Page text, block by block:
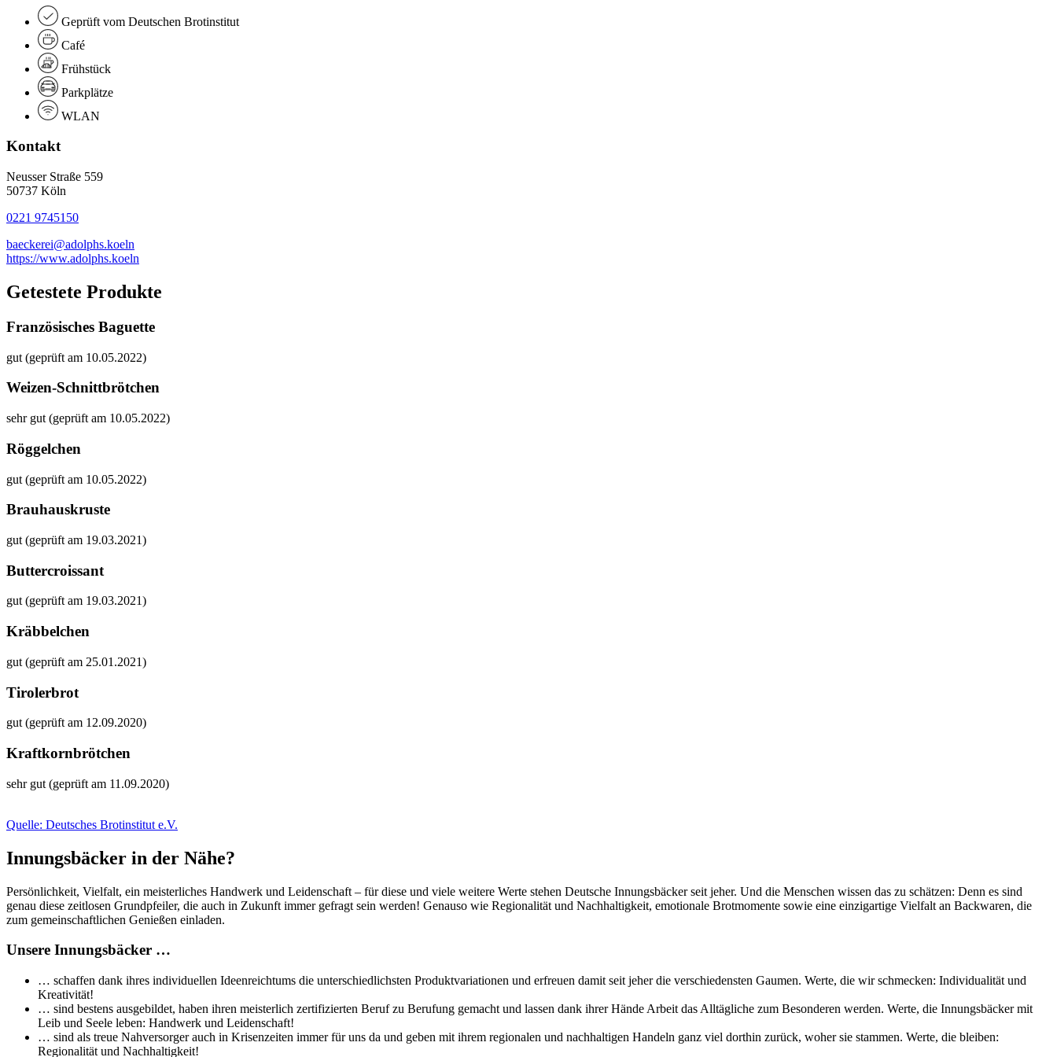
Geprüft vom Deutschen Brotinstitut
Café
Frühstück
Parkplätze
WLAN
Kontakt
Neusser Straße 559
50737 Köln
0221 9745150
baeckerei@adolphs.koeln
https://www.adolphs.koeln
Getestete Produkte
Französisches Baguette
gut (geprüft am 10.05.2022)
Weizen-Schnittbrötchen
sehr gut (geprüft am 10.05.2022)
Röggelchen
gut (geprüft am 10.05.2022)
Brauhauskruste
gut (geprüft am 19.03.2021)
Buttercroissant
gut (geprüft am 19.03.2021)
Kräbbelchen
gut (geprüft am 25.01.2021)
Tirolerbrot
gut (geprüft am 12.09.2020)
Kraftkornbrötchen
sehr gut (geprüft am 11.09.2020)
Quelle: Deutsches Brotinstitut e.V.
Innungsbäcker in der Nähe?
Persönlichkeit, Vielfalt, ein meisterliches Handwerk und Leidenschaft – für diese und viele weitere Werte stehen Deutsche Innungsbäcker seit jeher. Und die Menschen wissen das zu schätzen: Denn es sind
genau diese zeitlosen Grundpfeiler, die auch in Zukunft immer gefragt sein werden! Genauso wie Regionalität und Nachhaltigkeit, emotionale Brotmomente sowie eine einzigartige Vielfalt an Backwaren, die
zum gemeinschaftlichen Genießen einladen.
Unsere Innungsbäcker …
… schaffen dank ihres individuellen Ideenreichtums die unterschiedlichsten Produktvariationen und erfreuen damit seit jeher die verschiedensten Gaumen. Werte, die wir schmecken: Individualität und
Kreativität!
… sind bestens ausgebildet, haben ihren meisterlich zertifizierten Beruf zu Berufung gemacht und lassen dank ihrer Hände Arbeit das Alltägliche zum Besonderen werden. Werte, die Innungsbäcker mit
Leib und Seele leben: Handwerk und Leidenschaft!
… sind als treue Nahversorger auch in Krisenzeiten immer für uns da und geben mit ihrem regionalen und nachhaltigen Handeln ganz viel dorthin zurück, woher sie stammen. Werte, die bleiben:
Regionalität und Nachhaltigkeit!